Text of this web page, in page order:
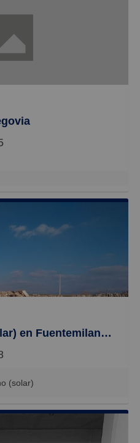
Segovia
(solar)